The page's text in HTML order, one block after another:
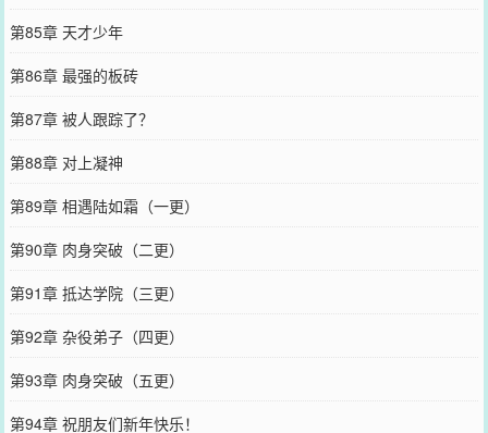
第85章 天才少年
第86章 最强的板砖
第87章 被人跟踪了？
第88章 对上凝神
第89章 相遇陆如霜（一更）
第90章 肉身突破（二更）
第91章 抵达学院（三更）
第92章 杂役弟子（四更）
第93章 肉身突破（五更）
第94章 祝朋友们新年快乐！